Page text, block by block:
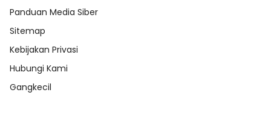
Panduan Media Siber
Sitemap
Kebijakan Privasi
Hubungi Kami
Gangkecil